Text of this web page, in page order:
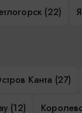
(22)
Канта (27)
(12)